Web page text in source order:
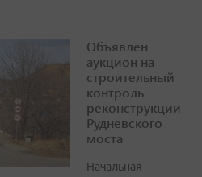
Объявлен
аукцион на
строительный
контроль
реконструкции
Рудневского
моста
Начальная